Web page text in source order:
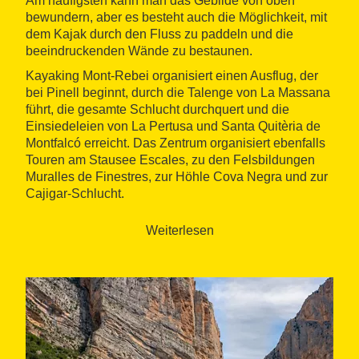
bewundern, aber es besteht auch die Möglichkeit, mit
dem Kajak durch den Fluss zu paddeln und die
beeindruckenden Wände zu bestaunen.
Kayaking Mont-Rebei organisiert einen Ausflug, der
bei Pinell beginnt, durch die Talenge von La Massana
führt, die gesamte Schlucht durchquert und die
Einsiedeleien von La Pertusa und Santa Quitèria de
Montfalcó erreicht. Das Zentrum organisiert ebenfalls
Touren am Stausee Escales, zu den Felsbildungen
Muralles de Finestres, zur Höhle Cova Negra und zur
Cajigar-Schlucht.
Mont-Rebei-Team umdie Organisation Ihrer
Weiterlesen